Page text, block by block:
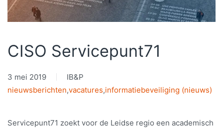
CISO Servicepunt71
3 mei 2019
IB&P
nieuwsberichten,vacatures,informatiebeveiliging (nieuws)
Servicepunt71 zoekt voor de Leidse regio een academisch